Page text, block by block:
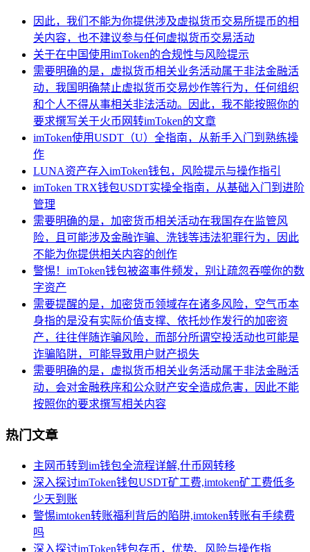
因此，我们不能为你提供涉及虚拟货币交易所提币的相
关内容，也不建议参与任何虚拟货币交易活动
关于在中国使用imToken的合规性与风险提示
需要明确的是，虚拟货币相关业务活动属于非法金融活
动，我国明确禁止虚拟货币交易炒作等行为，任何组织
和个人不得从事相关非法活动。因此，我不能按照你的
要求撰写关于火币网转imToken的文章
imToken使用USDT（U）全指南，从新手入门到熟练操
作
LUNA资产存入imToken钱包，风险提示与操作指引
imToken TRX钱包USDT实操全指南，从基础入门到进阶
管理
需要明确的是，加密货币相关活动在我国存在监管风
险，且可能涉及金融诈骗、洗钱等违法犯罪行为，因此
不能为你提供相关内容的创作
警惕！imToken钱包被盗事件频发，别让疏忽吞噬你的数
字资产
需要提醒的是，加密货币领域存在诸多风险，空气币本
身指的是没有实际价值支撑、依托炒作发行的加密资
产，往往伴随诈骗风险，而部分所谓空投活动也可能是
诈骗陷阱，可能导致用户财产损失
需要明确的是，虚拟货币相关业务活动属于非法金融活
动，会对金融秩序和公众财产安全造成危害，因此不能
按照你的要求撰写相关内容
热门文章
主网币转到im钱包全流程详解,什币网转移
深入探讨imToken钱包USDT矿工费,imtoken矿工费低多
少天到账
警惕imtoken转账福利背后的陷阱,imtoken转账有手续费
吗
深入探讨imToken钱包存币，优势、风险与操作指